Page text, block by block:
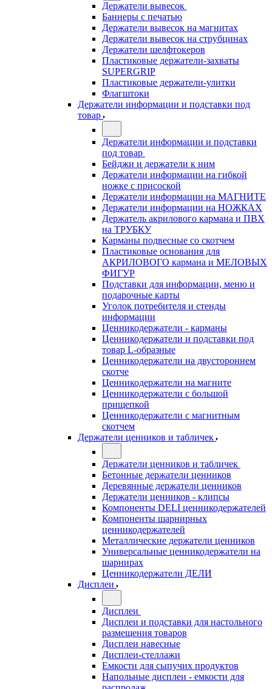
Держатели вывесок
Баннеры с печатью
Держатели вывесок на магнитах
Держатели вывесок на струбцинах
Держатели шелфтокеров
Пластиковые держатели-захваты
SUPERGRIP
Пластиковые держатели-улитки
Флагштоки
Держатели информации и подставки под
товар
Держатели информации и подставки
под товар
Бейджи и держатели к ним
Держатели информации на гибкой
ножке с присоской
Держатели информации на МАГНИТЕ
Держатели информации на НОЖКАХ
Держатель акрилового кармана и ПВХ
на ТРУБКУ
Карманы подвесные со скотчем
Пластиковые основания для
АКРИЛОВОГО кармана и МЕЛОВЫХ
ФИГУР
Подставки для информации, меню и
подарочные карты
Уголок потребителя и стенды
информации
Ценникодержатели - карманы
Ценникодержатели и подставки под
товар L-образные
Ценникодержатели на двустороннем
скотче
Ценникодержатели на магните
Ценникодержатели с большой
прищепкой
Ценникодержатели с магнитным
скотчем
Держатели ценников и табличек
Держатели ценников и табличек
Бетонные держатели ценников
Деревянные держатели ценников
Держатели ценников - клипсы
Компоненты DELI ценникодержателей
Компоненты шарнирных
ценникодержателей
Металлические держатели ценников
Универсальные ценникодержатели на
шарнирах
Ценникодержатели ДЕЛИ
Дисплеи
Дисплеи
Дисплеи и подставки для настольного
размещения товаров
Дисплеи навесные
Дисплеи-стеллажи
Емкости для сыпучих продуктов
Напольные дисплеи - емкости для